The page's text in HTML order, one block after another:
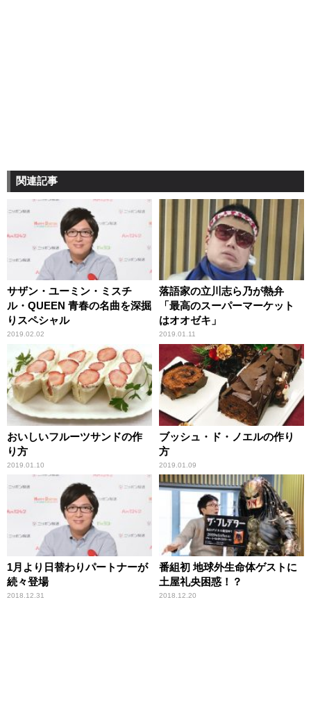
関連記事
サザン・ユーミン・ミスチ
ル・QUEEN 青春の名曲を深掘
りスペシャル
2019.02.02
落語家の立川志ら乃が熱弁
「最高のスーパーマーケット
はオオゼキ」
2019.01.11
おいしいフルーツサンドの作
り方
2019.01.10
ブッシュ・ド・ノエルの作り
方
2019.01.09
1月より日替わりパートナーが
続々登場
2018.12.31
番組初 地球外生命体ゲストに
土屋礼央困惑！？
2018.12.20